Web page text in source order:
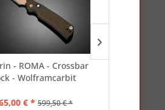
- ROMA - Crossbar
- Wolframcarbit
€ * 599,50 € *